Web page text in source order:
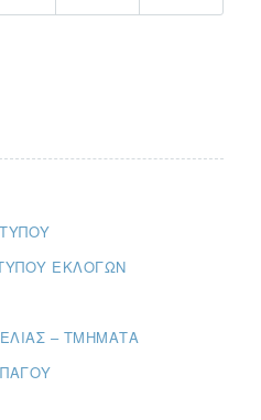
ΕΚΛΟΓΏΝ
– ΤΜΉΜΑΤΑ